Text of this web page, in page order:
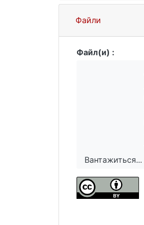
Файли
Файл(и) :
Вантажиться...
Вантажиться...